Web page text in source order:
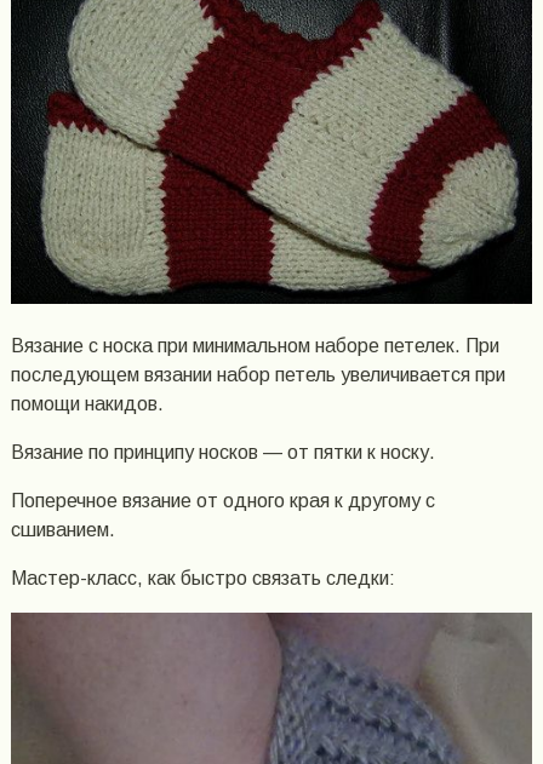
Вязание с носка при минимальном наборе петелек. При
последующем вязании набор петель увеличивается при
помощи накидов.
Вязание по принципу носков — от пятки к носку.
Поперечное вязание от одного края к другому с
сшиванием.
Мастер-класс, как быстро связать следки: